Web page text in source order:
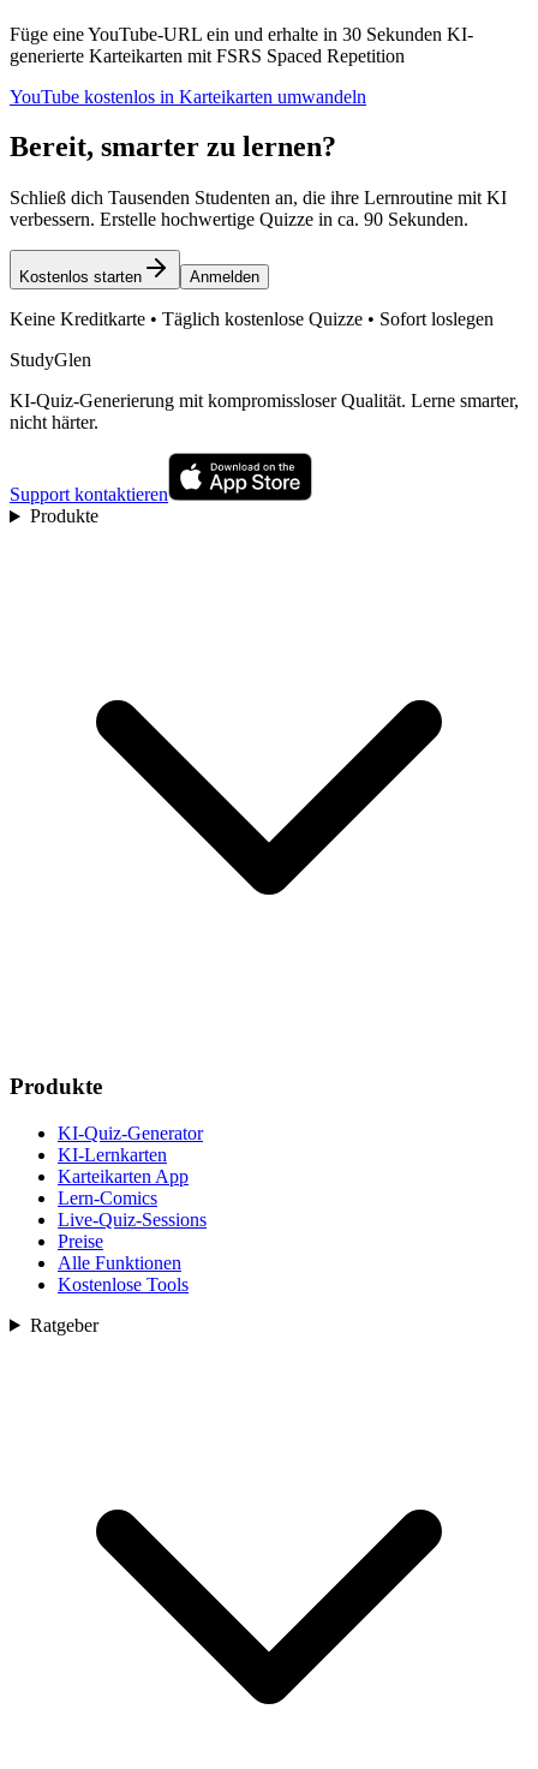
Füge eine YouTube-URL ein und erhalte in 30 Sekunden KI-
generierte Karteikarten mit FSRS Spaced Repetition
YouTube kostenlos in Karteikarten umwandeln
Bereit, smarter zu lernen?
Schließ dich Tausenden Studenten an, die ihre Lernroutine mit KI
verbessern. Erstelle hochwertige Quizze in ca. 90 Sekunden.
Kostenlos starten Anmelden
Keine Kreditkarte • Täglich kostenlose Quizze • Sofort loslegen
StudyGlen
KI-Quiz-Generierung mit kompromissloser Qualität. Lerne smarter,
nicht härter.
Support kontaktieren
Produkte
Produkte
KI-Quiz-Generator
KI-Lernkarten
Karteikarten App
Lern-Comics
Live-Quiz-Sessions
Preise
Alle Funktionen
Kostenlose Tools
Ratgeber